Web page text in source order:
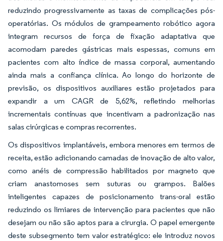
reduzindo progressivamente as taxas de complicações pós-
operatórias. Os módulos de grampeamento robótico agora
integram recursos de força de fixação adaptativa que
acomodam paredes gástricas mais espessas, comuns em
pacientes com alto índice de massa corporal, aumentando
ainda mais a confiança clínica. Ao longo do horizonte de
previsão, os dispositivos auxiliares estão projetados para
expandir a um CAGR de 5,62%, refletindo melhorias
incrementais contínuas que incentivam a padronização nas
salas cirúrgicas e compras recorrentes.
Os dispositivos implantáveis, embora menores em termos de
receita, estão adicionando camadas de inovação de alto valor,
como anéis de compressão habilitados por magneto que
criam anastomoses sem suturas ou grampos. Balões
inteligentes capazes de posicionamento trans-oral estão
reduzindo os limiares de intervenção para pacientes que não
desejam ou não são aptos para a cirurgia. O papel emergente
deste subsegmento tem valor estratégico: ele introduz novos